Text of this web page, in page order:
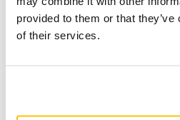
provided to them or that
of their services.
confirmation de commande.
du lundi au vendredi sauf les